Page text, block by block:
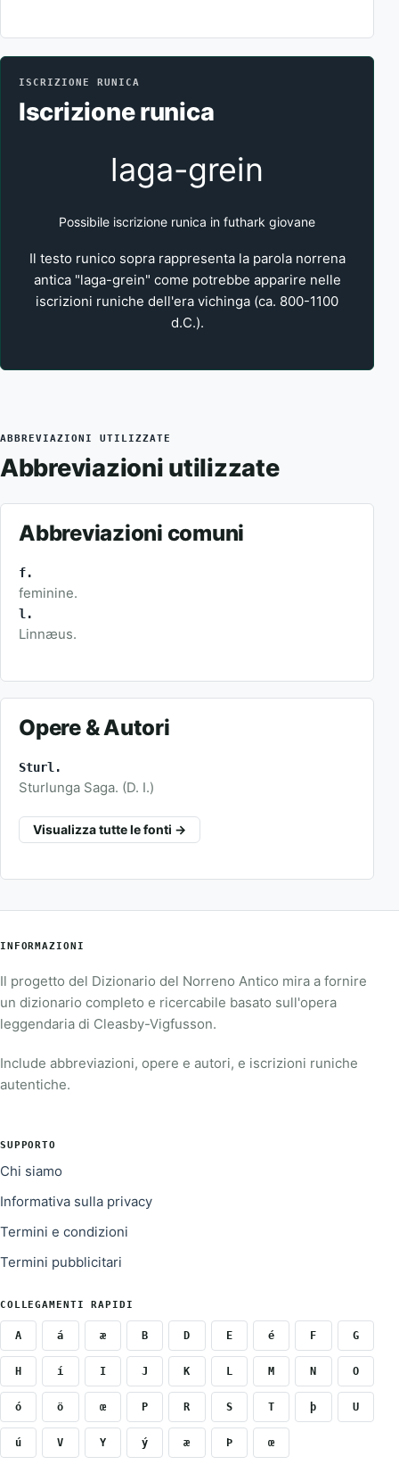
ISCRIZIONE RUNICA
Iscrizione runica
laga-grein
Possibile iscrizione runica in futhark giovane
Il testo runico sopra rappresenta la parola norrena
antica "laga-grein" come potrebbe apparire nelle
iscrizioni runiche dell'era vichinga (ca. 800-1100
d.C.).
ABBREVIAZIONI UTILIZZATE
Abbreviazioni utilizzate
Abbreviazioni comuni
f.
feminine.
l.
Linnæus.
Opere & Autori
Sturl.
Sturlunga Saga. (D. I.)
Visualizza tutte le fonti →
INFORMAZIONI
Il progetto del Dizionario del Norreno Antico mira a fornire
un dizionario completo e ricercabile basato sull'opera
leggendaria di Cleasby-Vigfusson.
Include abbreviazioni, opere e autori, e iscrizioni runiche
autentiche.
SUPPORTO
Chi siamo
Informativa sulla privacy
Termini e condizioni
Termini pubblicitari
COLLEGAMENTI RAPIDI
A á æ B D E é F G
H í I J K L M N O
ó ö œ P R S T þ U
ú V Y ý æ Þ œ